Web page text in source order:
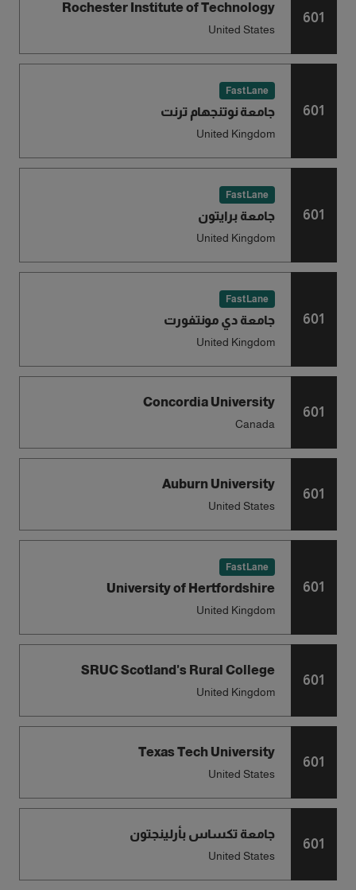
601
Rochester Institute of Technology
United States
601
FastLane
جامعة نوتنجهام ترنت
United Kingdom
601
FastLane
جامعة برايتون
United Kingdom
601
FastLane
جامعة دي مونتفورت
United Kingdom
601
Concordia University
Canada
601
Auburn University
United States
601
FastLane
University of Hertfordshire
United Kingdom
601
SRUC Scotland's Rural College
United Kingdom
601
Texas Tech University
United States
601
جامعة تكساس بأرلينجتون
United States